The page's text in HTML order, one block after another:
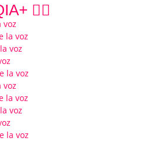
🏳️‍🌈
voz
la voz
voz
la voz
voz
la voz
voz
la voz